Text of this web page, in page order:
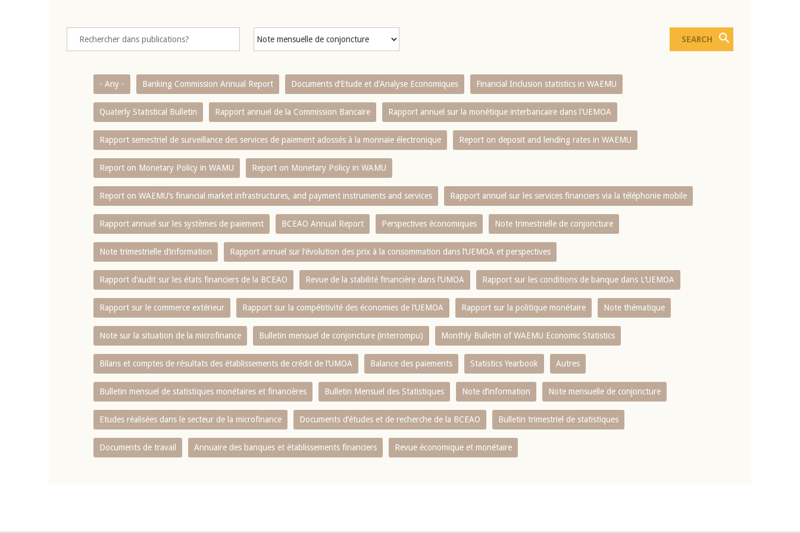
- Any - Banking Commission Annual Report Documents d’Etude et d’Analyse Economiques Financial Inclusion statistics in WAEMU
Quaterly Statistical Bulletin Rapport annuel de la Commission Bancaire Rapport annuel sur la monétique interbancaire dans l'UEMOA
Rapport semestriel de surveillance des services de paiement adossés à la monnaie électronique Report on deposit and lending rates in WAEMU
Report on Monetary Policy in WAMU Report on Monetary Policy in WAMU
Report on WAEMU’s financial market infrastructures, and payment instruments and services Rapport annuel sur les services financiers via la téléphonie mobile
Rapport annuel sur les systèmes de paiement BCEAO Annual Report Perspectives économiques Note trimestrielle de conjoncture
Note trimestrielle d‘information Rapport annuel sur l‘évolution des prix à la consommation dans l‘UEMOA et perspectives
Rapport d‘audit sur les états financiers de la BCEAO Revue de la stabilité financière dans l‘UMOA Rapport sur les conditions de banque dans L‘UEMOA
Rapport sur le commerce extérieur Rapport sur la compétitivité des économies de l‘UEMOA Rapport sur la politique monétaire Note thématique
Note sur la situation de la microfinance Bulletin mensuel de conjoncture (interrompu) Monthly Bulletin of WAEMU Economic Statistics
Bilans et comptes de résultats des établissements de crédit de l‘UMOA Balance des paiements Statistics Yearbook Autres
Bulletin mensuel de statistiques monétaires et financières Bulletin Mensuel des Statistiques Note d’information Note mensuelle de conjoncture
Etudes réalisées dans le secteur de la microfinance Documents d’études et de recherche de la BCEAO Bulletin trimestriel de statistiques
Documents de travail Annuaire des banques et établissements financiers Revue économique et monétaire